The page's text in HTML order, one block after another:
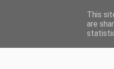
ABOUT I MEDIA & PR
This
are